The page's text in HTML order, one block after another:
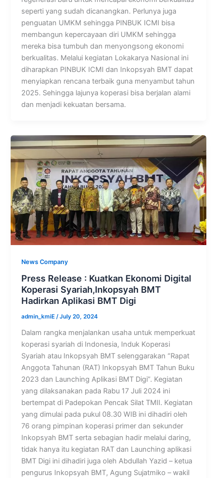
seperti yang sudah dicanangkan. Perlunya juga
penguatan UMKM sehingga PINBUK ICMI bisa
membangun kepercayaan diri UMKM sehingga
mereka bisa tumbuh dan menyongsong ekonomi
berkualitas. Melalui kegiatan Lokakarya Nasional ini
diharapkan PINBUK ICMI dan Inkopsyah BMT dapat
menyiapkan rencana terbaik guna menyambut tahun
2025. Sehingga lajunya koperasi bisa berjalan alami
dan menjadi kekuatan bersama.
News Company
Press Release : Kuatkan Ekonomi Digital
Koperasi Syariah,Inkopsyah BMT
Hadirkan Aplikasi BMT Digi
admin_kmiE/July 20, 2024
Dalam rangka menjalankan usaha untuk memperkuat
koperasi syariah di Indonesia, Induk Koperasi
Syariah atau Inkopsyah BMT selenggarakan “Rapat
Anggota Tahunan (RAT) Inkopsyah BMT Tahun Buku
2023 dan Launching Aplikasi BMT Digi”. Kegiatan
yang dilaksanakan pada Rabu 17 Juli 2024 ini
bertempat di Padepokan Pencak Silat TMII. Kegiatan
yang dimulai pada pukul 08.30 WIB ini dihadiri oleh
76 orang pimpinan koperasi primer dan sekunder
Inkopsyah BMT serta sebagian hadir melalui daring,
tidak hanya itu kegiatan RAT dan Launching aplikasi
BMT Digi ini dihadiri juga oleh Abdullah Yazid – ketua
pengurus Inkopsyah BMT, Agung Sujatmiko – wakil